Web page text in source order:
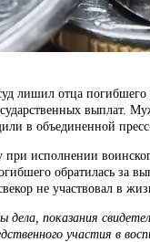
лишил отца
выплат.
в объединенной
исполнении
обратилась за
не участвовал в
дела, показания
участия в